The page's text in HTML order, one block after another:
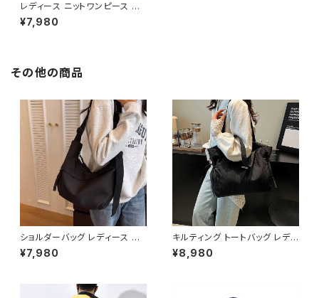
レディース ニットワンピース ロ
ング丈 パールボタン Vネック A
ライン 長袖 上品 エレガント き
ージュ カーキ 3色展開 フレアス
カート C-OSS0166
¥7,980
その他の商品
ショルダーバッグ レディース ボ
ディバッグ ワンショルダー 斜め
がけバッグ 三日月バッグ 軽量
ク ホワイト ワンサイズ K-B026
¥7,980
キルティング トートバッグ レディ
ース 大容量 軽量 肩掛けバッグ
通勤 通学 マザーズバッグ カジ
¥8,980